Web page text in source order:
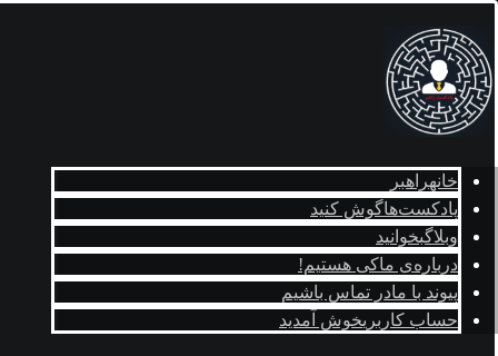
خانهراهبر
پادکست‌هاگوش کنید
وبلاگبخوانید
درباره‌ی ماکی هستیم!
پیوند با مادر تماس باشیم
حساب کاربریخوش آمدید